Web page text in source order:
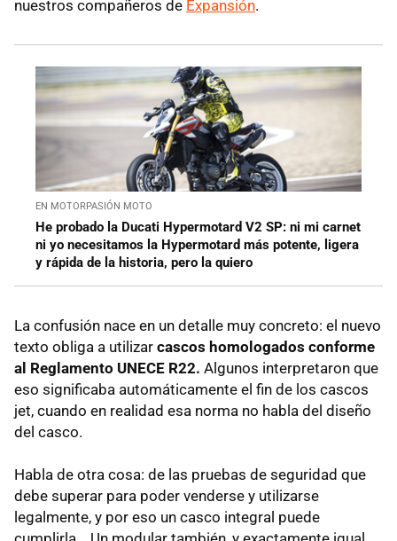
nuestros compañeros de Expansión.
EN MOTORPASIÓN MOTO
He probado la Ducati Hypermotard V2 SP: ni mi carnet
ni yo necesitamos la Hypermotard más potente, ligera
y rápida de la historia, pero la quiero
La confusión nace en un detalle muy concreto: el nuevo
texto obliga a utilizar cascos homologados conforme
al Reglamento UNECE R22. Algunos interpretaron que
eso significaba automáticamente el fin de los cascos
jet, cuando en realidad esa norma no habla del diseño
del casco.
Habla de otra cosa: de las pruebas de seguridad que
debe superar para poder venderse y utilizarse
legalmente, y por eso un casco integral puede